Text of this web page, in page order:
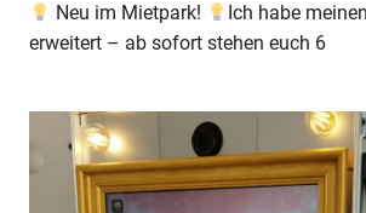
Neu im Mietpark!
Ich habe
erweitert – ab sofort stehen euch 6